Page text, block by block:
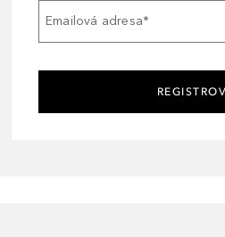
Emailová adresa*